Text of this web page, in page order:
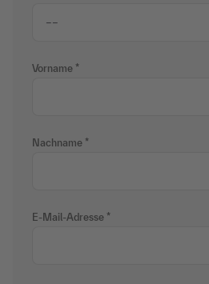
Vorname
Nachname
E-Mail-Adresse